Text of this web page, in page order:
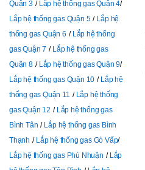
Quận 3
Lắp hệ thống gas Quận 4
Lắp hệ thống gas Quận 5
Lắp hệ
thống gas Quận 6
Lắp hệ thống
gas Quận 7
Lắp hệ thống gas
Quận 8
Lắp hệ thống gas Quận 9
Lắp hệ thống gas Quận 10
Lắp hệ
thống gas Quận 11
Lắp hệ thống
gas Quận 12
Lắp hệ thống gas
Bình Tân
Lắp hệ thống gas Bình
Thạnh
Lắp hệ thống gas Gò Vấp
Lắp hệ thống gas Phú Nhuận
Lắp